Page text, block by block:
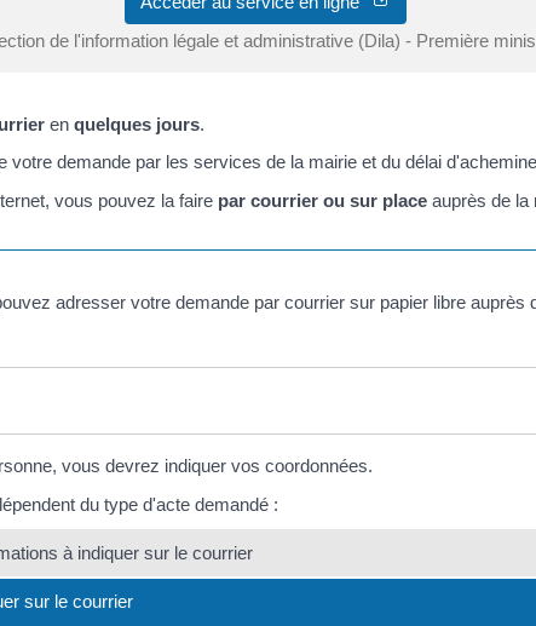
de l'information légale et administrative (Dila) - Première
en quelques jours.
votre demande par les services de la mairie et du délai
vous pouvez la faire par courrier ou sur place auprès de la
adresser votre demande par courrier sur papier libre auprès
vous devrez indiquer vos coordonnées.
du type d'acte demandé :
à indiquer sur le courrier
sur le courrier